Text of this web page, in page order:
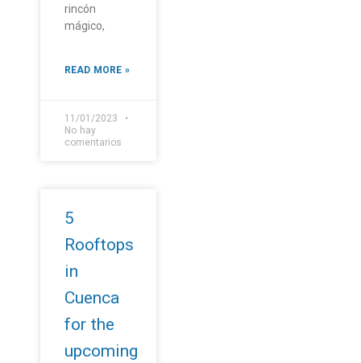
rincón
mágico,
READ MORE »
11/01/2023
No hay
comentarios
5
Rooftops
in
Cuenca
for the
upcoming